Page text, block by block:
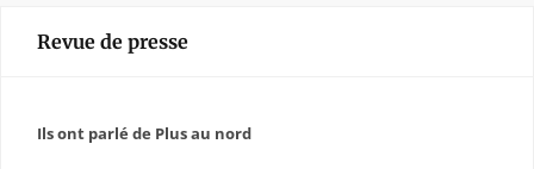
Revue de presse
Ils ont parlé de Plus au nord